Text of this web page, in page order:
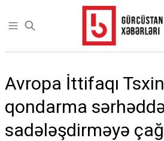
Open sidebar
Avropa İttifaqı
qondarma
sadələşdirməyə